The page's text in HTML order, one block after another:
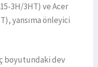
3H/3HT) ve Acer
yansıma önleyici
boyutundaki dev